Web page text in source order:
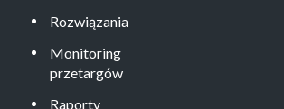
Rozwiązania
Monitoring
przetargów
Raporty